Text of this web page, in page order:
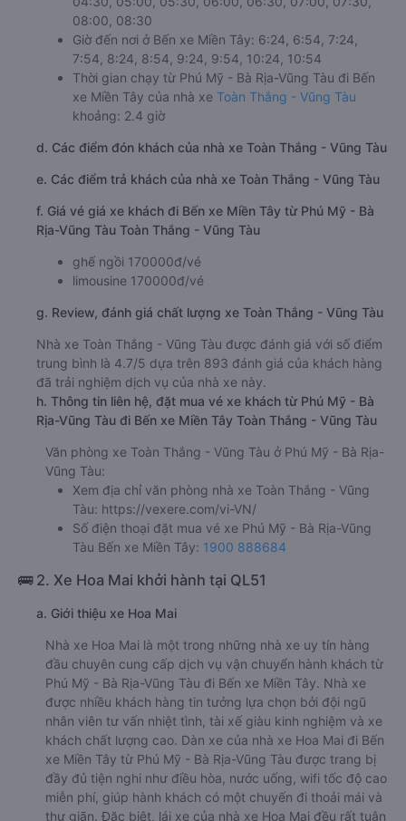
08:00, 08:30
Giờ đến nơi ở Bến xe Miền Tây: 6:24, 6:54, 7:24,
7:54, 8:24, 8:54, 9:24, 9:54, 10:24, 10:54
Thời gian chạy từ Phú Mỹ - Bà Rịa-Vũng Tàu đi Bến
xe Miền Tây của nhà xe Toàn Thắng - Vũng Tàu
khoảng: 2.4 giờ
d. Các điểm đón khách của nhà xe Toàn Thắng - Vũng Tàu
e. Các điểm trả khách của nhà xe Toàn Thắng - Vũng Tàu
f. Giá vé giá xe khách đi Bến xe Miền Tây từ Phú Mỹ - Bà
Rịa-Vũng Tàu Toàn Thắng - Vũng Tàu
ghế ngồi 170000đ/vé
limousine 170000đ/vé
g. Review, đánh giá chất lượng xe Toàn Thắng - Vũng Tàu
Nhà xe Toàn Thắng - Vũng Tàu được đánh giá với số điểm
trung bình là 4.7/5 dựa trên 893 đánh giá của khách hàng
đã trải nghiệm dịch vụ của nhà xe này.
h. Thông tin liên hệ, đặt mua vé xe khách từ Phú Mỹ - Bà
Rịa-Vũng Tàu đi Bến xe Miền Tây Toàn Thắng - Vũng Tàu
Văn phòng xe Toàn Thắng - Vũng Tàu ở Phú Mỹ - Bà Rịa-
Vũng Tàu:
Xem địa chỉ văn phòng nhà xe Toàn Thắng - Vũng
Tàu: https://vexere.com/vi-VN/
Số điện thoại đặt mua vé xe Phú Mỹ - Bà Rịa-Vũng
Tàu Bến xe Miền Tây: 1900 888684
🚌 2. Xe Hoa Mai khởi hành tại QL51
a. Giới thiệu xe Hoa Mai
Nhà xe Hoa Mai là một trong những nhà xe uy tín hàng
đầu chuyên cung cấp dịch vụ vận chuyển hành khách từ
Phú Mỹ - Bà Rịa-Vũng Tàu đi Bến xe Miền Tây. Nhà xe
được nhiều khách hàng tin tưởng lựa chọn bởi đội ngũ
nhân viên tư vấn nhiệt tình, tài xế giàu kinh nghiệm và xe
khách chất lượng cao. Dàn xe của nhà xe Hoa Mai đi Bến
xe Miền Tây từ Phú Mỹ - Bà Rịa-Vũng Tàu được trang bị
đầy đủ tiện nghi như điều hòa, nước uống, wifi tốc độ cao
miễn phí, giúp hành khách có một chuyến đi thoải mái và
thư giãn. Đặc biệt, lái xe của nhà xe Hoa Mai đều rất tuân